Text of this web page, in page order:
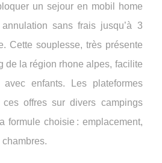
un sejour en mobil home
sans frais jusqu’à 3
Cette souplesse, très présente
de la région rhone alpes, facilite
enfants. Les plateformes
ces offres sur divers campings
formule choisie : emplacement,